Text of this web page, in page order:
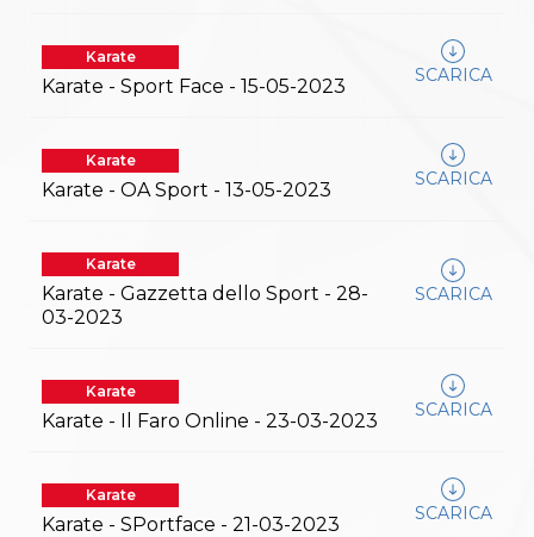
Karate
Karate - Sport Face - 15-05-2023 SCARICA
Karate
Karate - OA Sport - 13-05-2023 SCARICA
Karate
Karate - Gazzetta dello Sport - 28-
03-2023
SCARICA
Karate
Karate - Il Faro Online - 23-03-2023 SCARICA
Karate
Karate - SPortface - 21-03-2023 SCARICA